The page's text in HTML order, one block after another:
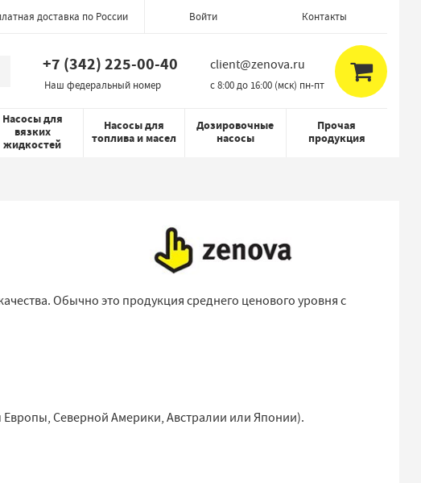
доставка по России Войти Контакты
+7 (342) 225-00-40
Наш федеральный номер
client@zenova.ru
c 8:00 до 16:00 (мск) пн-пт
Насосы для
вязких
жидкостей
Насосы для
топлива и масел
Дозировочные
насосы
Прочая
продукция
Обычно это продукция среднего ценового уровня с
Северной Америки, Австралии или Японии).